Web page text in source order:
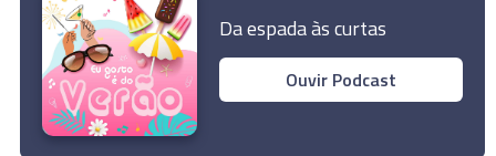
Exército russo retoma ofensiva contra cidades
no sudeste, entre elas Mariupol
Ler Artigo
© 2022 Empresa Diário de Notícias, Lda. Todos os direitos
reservados.
Da espada às curtas
Ouvir Podcast